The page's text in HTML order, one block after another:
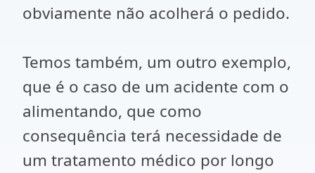
obviamente não acolherá o pedido.
Temos também, um outro exemplo,
que é o caso de um acidente com o
alimentando, que como
consequência terá necessidade de
um tratamento médico por longo